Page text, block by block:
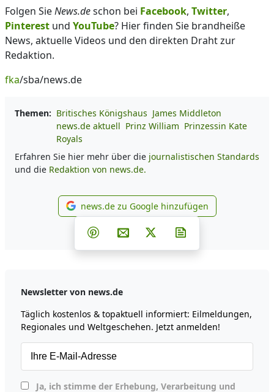
Folgen SieNews.deschon bei Facebook, Twitter,
Pinterest und YouTube? Hier finden Sie brandheiße
News, aktuelle Videos und den direkten Draht zur
Redaktion.
fka/sba/news.de
Themen: Britisches Königshaus James Middleton
news.de aktuell Prinz William Prinzessin Kate
Royals
Erfahren Sie hier mehr über die journalistischen Standards
und die Redaktion von news.de.
news.de zu Google
news.de zu Google hinzufügen
Teilen auf Facebook
Teilen auf Whatsapp
Teilen auf Telegram
Teilen auf Pinterest
Per E-Mail teilen
Post auf X
Newsletter von news.de
Täglich kostenlos & topaktuell informiert: Eilmeldungen,
Regionales und Weltgeschehen. Jetzt anmelden!